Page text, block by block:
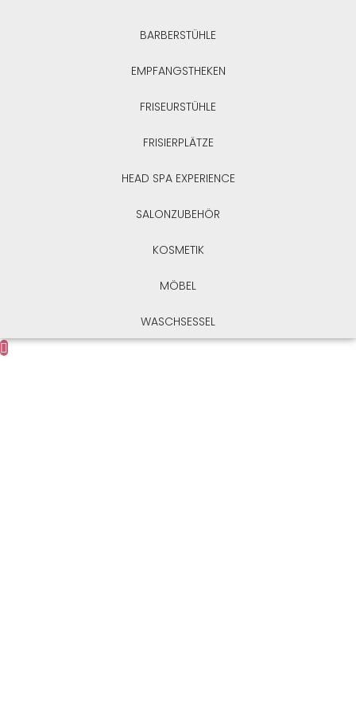
BARBERSTÜHLE
EMPFANGSTHEKEN
FRISEURSTÜHLE
FRISIERPLÄTZE
HEAD SPA EXPERIENCE
SALONZUBEHÖR
KOSMETIK
MÖBEL
WASCHSESSEL